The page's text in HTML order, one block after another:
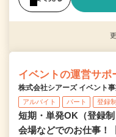
イベントの運営サポ
株式会社シアーズ イベント
アルバイト パート 登録制
短期・単発OK（登録
会場などでのお仕事！